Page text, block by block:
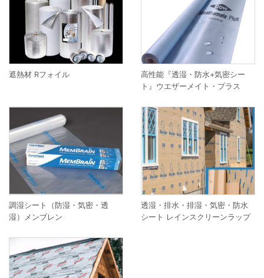
遮熱材 Rフォイル
高性能『透湿・防水+気密シー
ト』ウエザーメイト・プラス
調湿シート（防湿・気密・透
湿）メンブレン
透湿・排水・排湿・気密・防水
シート レインスクリーンラップ